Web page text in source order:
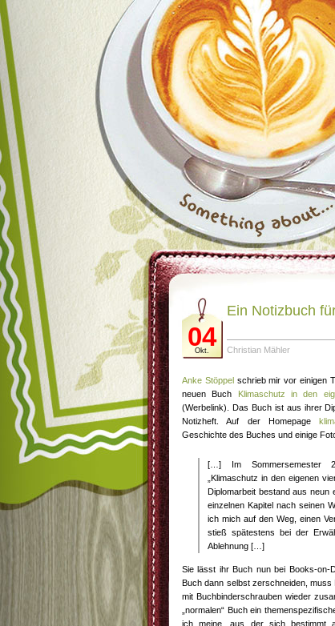
04
Okt.
Ein Notizbuch
Christian Mähler
Anke Stöppelschrieb mir vor einigen
neuen Buch
Klimaschutz in den
(Werbelink). Das Buch ist aus ihrer
Notizheft. Auf der Homepage
Geschichte des Buches und einige
[…] Im Sommersemester
„Klimaschutz in den eigenen
Diplomarbeit bestand aus neun
einzelnen Kapitel nach seinen
ich mich auf den Weg, einen
stieß spätestens bei der
Ablehnung […]
Sie lässt ihr Buch nun bei Books-on-
Buch dann selbst zerschneiden,
mit Buchbinderschrauben wieder
„normalen“ Buch ein
ich meine, aus der sich bestimmt